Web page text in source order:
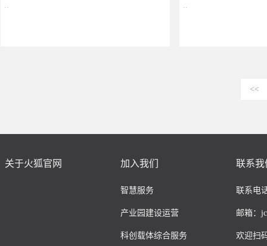
.. ..
<<
关于火狐官网 加入我们
智慧服务
产业园建设运营
科创载体综合服务
联系我
联系电
邮箱：
欢迎扫